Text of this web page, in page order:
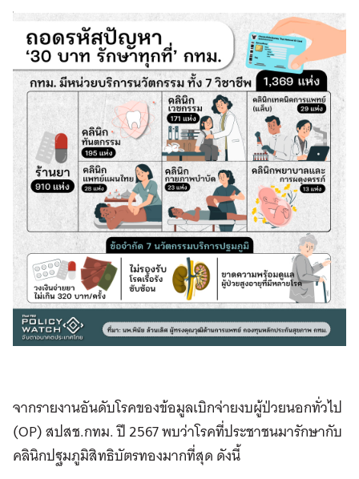
จากรายงานอันดับโรคของข้อมูลเบิกจ่ายงบผู้ป่วยนอกทั่วไป
(OP) สปสช.กทม. ปี 2567 พบว่าโรคที่ประชาชนมารักษากับ
คลินิกปฐมภูมิสิทธิบัตรทองมากที่สุด ดังนี้